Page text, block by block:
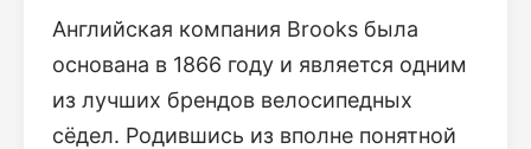
Английская компания Brooks была
основана в 1866 году и является одним
из лучших брендов велосипедных
сёдел. Родившись из вполне понятной